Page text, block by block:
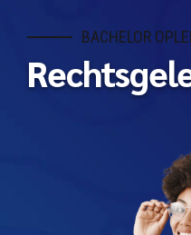
BACHELOR